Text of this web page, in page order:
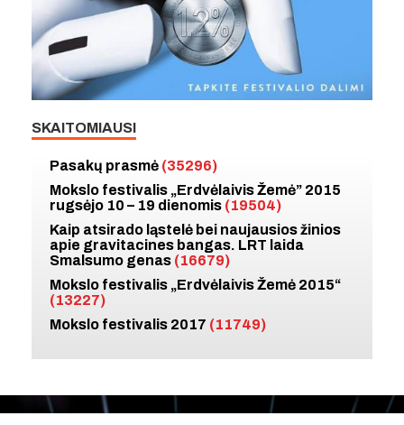
SKAITOMIAUSI
Pasakų prasmė (35296)
Mokslo festivalis „Erdvėlaivis Žemė” 2015
rugsėjo 10 – 19 dienomis (19504)
Kaip atsirado ląstelė bei naujausios žinios
apie gravitacines bangas. LRT laida
Smalsumo genas (16679)
Mokslo festivalis „Erdvėlaivis Žemė 2015“
(13227)
Mokslo festivalis 2017 (11749)